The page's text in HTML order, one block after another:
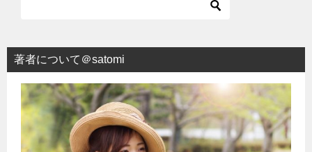
著者について＠satomi